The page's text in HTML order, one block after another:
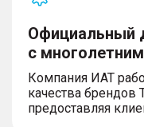
Официальный
с
Компания ИАТ
качества брендов
предоставляя